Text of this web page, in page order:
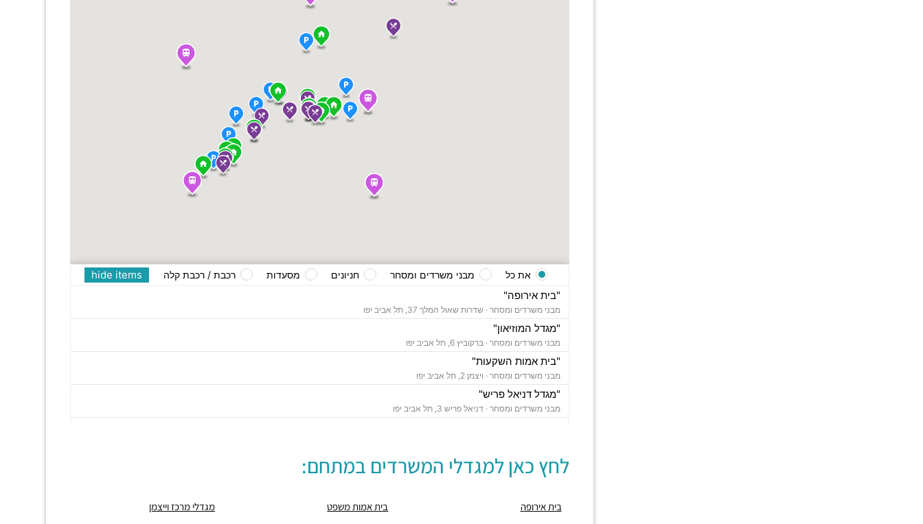
"בית אירופה"
מבני משרדים ומסחר · שדרות שאול המלך 37, תל אביב יפו
"מגדל המוזיאון"
מבני משרדים ומסחר · ברקוביץ 6, תל אביב יפו
"בית אמות השקעות"
מבני משרדים ומסחר · ויצמן 2, תל אביב יפו
"מגדל דניאל פריש"
מבני משרדים ומסחר · דניאל פריש 3, תל אביב יפו
"בית אסיה"
מבני משרדים ומסחר ·וייצמן 4, תל אביב יפו
מבני משרדים ומסחר ·
hide items את כל מבני משרדים ומסחר חניונים מסעדות רכבת / רכבת קלה
לחץ כאן למגדלי המשרדים במתחם:
בית אירופה בית אמות משפט מגדלי מרכז וייצמן